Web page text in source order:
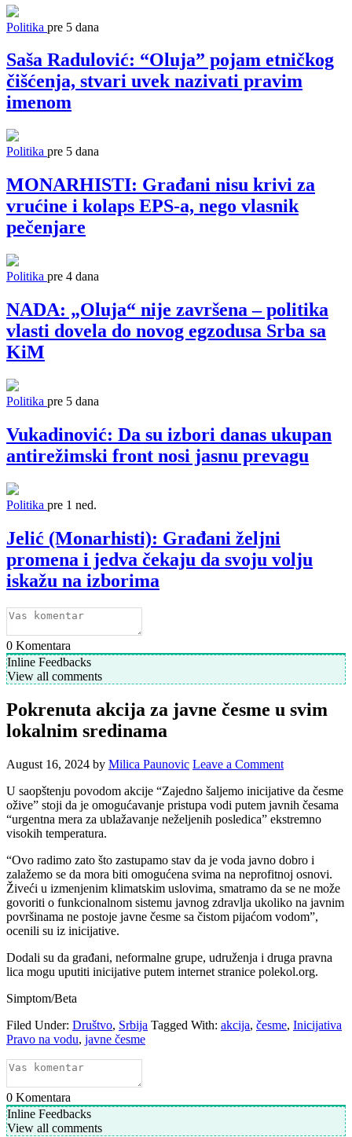
Politika pre 5 dana
Saša Radulović: “Oluja” pojam etničkog
čišćenja, stvari uvek nazivati pravim
imenom
Politika pre 5 dana
MONARHISTI: Građani nisu krivi za
vrućine i kolaps EPS-a, nego vlasnik
pečenjare
Politika pre 4 dana
NADA: „Oluja“ nije završena – politika
vlasti dovela do novog egzodusa Srba sa
KiM
Politika pre 5 dana
Vukadinović: Da su izbori danas ukupan
antirežimski front nosi jasnu prevagu
Politika pre 1 ned.
Jelić (Monarhisti): Građani željni
promena i jedva čekaju da svoju volju
iskažu na izborima
0 Komentara
Inline Feedbacks
View all comments
Pokrenuta akcija za javne česme u svim
lokalnim sredinama
August 16, 2024 by Milica Paunovic Leave a Comment
U saopštenju povodom akcije “Zajedno šaljemo inicijative da česme
ožive” stoji da je omogućavanje pristupa vodi putem javnih česama
“urgentna mera za ublažavanje neželjenih posledica” ekstremno
visokih temperatura.
“Ovo radimo zato što zastupamo stav da je voda javno dobro i
zalažemo se da mora biti omogućena svima na neprofitnoj osnovi.
Živeći u izmenjenim klimatskim uslovima, smatramo da se ne može
govoriti o funkcionalnom sistemu javnog zdravlja ukoliko na javnim
površinama ne postoje javne česme sa čistom pijaćom vodom”,
ocenili su iz inicijative.
Dodali su da građani, neformalne grupe, udruženja i druga pravna
lica mogu uputiti inicijative putem internet stranice polekol.org.
Simptom/Beta
Filed Under: Društvo, Srbija Tagged With: akcija, česme, Inicijativa
Pravo na vodu, javne česme
0 Komentara
Inline Feedbacks
View all comments